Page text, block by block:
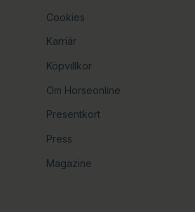
Cookies
Karriär
Köpvillkor
Om Horseonline
Presentkort
Press
Magazine